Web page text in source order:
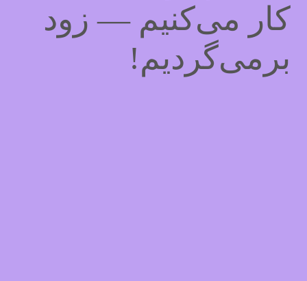
کار می‌کنیم — زود
برمی‌گردیم!